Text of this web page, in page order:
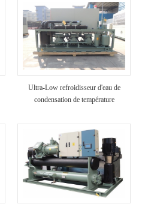
Ultra-Low refroidisseur d'eau de
condensation de température